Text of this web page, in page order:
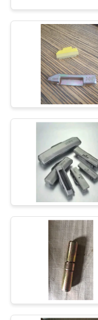
SITEMAP
PRIVACY
POLICY